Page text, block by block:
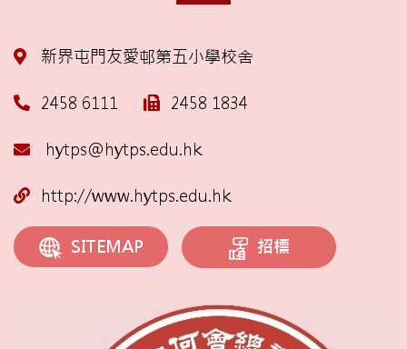
新界屯門友愛邨第五小學校舍
2458 6111 2458 1834
hytps@hytps.edu.hk
http://www.hytps.edu.hk
SITEMAP 招標